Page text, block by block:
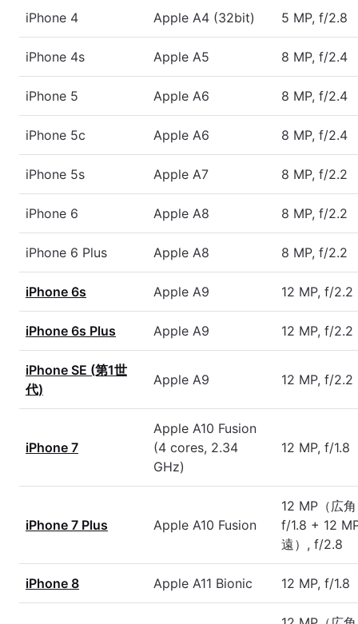
iPhone 4 Apple A4 (32bit) 5 MP, f/2.8
iPhone 4s Apple A5 8 MP, f/2.4
iPhone 5 Apple A6 8 MP, f/2.4
iPhone 5c Apple A6 8 MP, f/2.4
iPhone 5s Apple A7 8 MP, f/2.2
iPhone 6 Apple A8 8 MP, f/2.2
iPhone 6 Plus Apple A8 8 MP, f/2.2
iPhone 6s Apple A9 12 MP, f/2.2
iPhone 6s Plus Apple A9 12 MP, f/2.2
iPhone SE (第1世
代)
Apple A9 12 MP, f/2.2
iPhone 7
Apple A10 Fusion
(4 cores, 2.34
GHz)
12 MP, f/1.8
iPhone 7 Plus Apple A10 Fusion
12 MP（広
f/1.8 + 12
遠）, f/2.8
iPhone 8 Apple A11 Bionic 12 MP, f/1.8